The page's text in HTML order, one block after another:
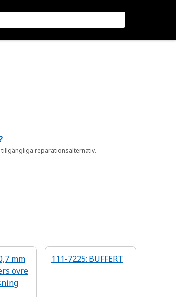
reparationsalternativ.
mm
övre
111-7225: BUFFERT